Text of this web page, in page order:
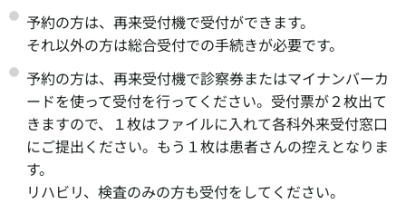
予約の方は、再来受付機で受付ができます。
それ以外の方は総合受付での手続きが必要です。
予約の方は、再来受付機で診察券またはマイナンバーカ
ードを使って受付を行ってください。受付票が２枚出て
きますので、１枚はファイルに入れて各科外来受付窓口
にご提出ください。もう１枚は患者さんの控えとなりま
す。
リハビリ、検査のみの方も受付をしてください。